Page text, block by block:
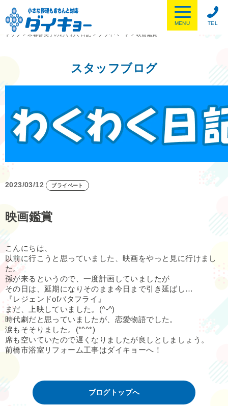
TEL
MENU
トップ
> 木暮喜美子のわくわく日記 > プライベート >映画鑑賞
スタッフブログ
2023/03/12 プライベート
映画鑑賞
こんにちは、
以前に行こうと思っていました、映画をやっと見に行けまし
た。
孫が来るというので、一度計画していましたが
その日は、延期になりそのまま今日まで引き延ばし…
『レジェンドofバタフライ』
まだ、上映していました。(^-^)
時代劇だと思っていましたが、恋愛物語でした。
涙もそそりました。(*^^*)
席も空いていたので遅くなりましたが良しとしましょう。
前橋市浴室リフォーム工事はダイキョーへ！
ブログトップへ